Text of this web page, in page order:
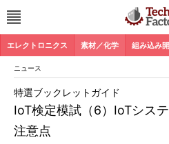
エレクトロニクス 素材／化学 組み込み
ニュース
IoT検定模試（6）IoTシス
注意点
特選ブックレットガイド